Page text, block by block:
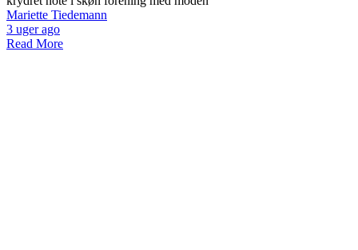
Mariette Tiedemann
3 uger ago
Read More